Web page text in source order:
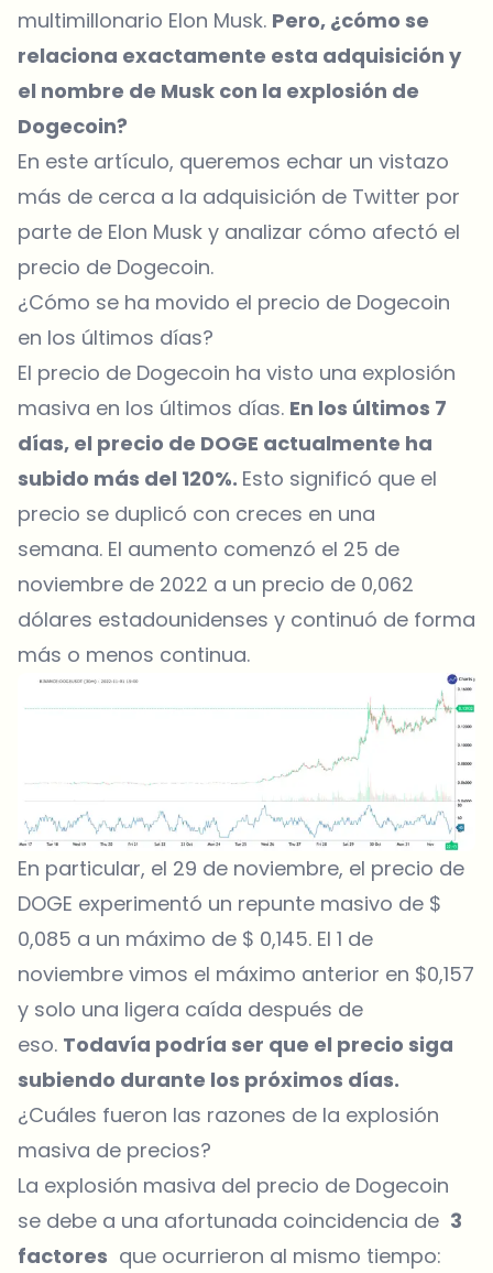
multimillonario Elon Musk. Pero, ¿cómo se
relaciona exactamente esta adquisición y
el nombre de Musk con la explosión de
Dogecoin?
En este artículo, queremos echar un vistazo
más de cerca a la adquisición de Twitter por
parte de Elon Musk y analizar cómo afectó el
precio de Dogecoin.
¿Cómo se ha movido el precio de Dogecoin
en los últimos días?
El precio de Dogecoin ha visto una explosión
masiva en los últimos días. En los últimos 7
días, el precio de DOGE actualmente ha
subido más del 120%. Esto significó que el
precio se duplicó con creces en una
semana. El aumento comenzó el 25 de
noviembre de 2022 a un precio de 0,062
dólares estadounidenses y continuó de forma
más o menos continua.
En particular, el 29 de noviembre, el precio de
DOGE experimentó un repunte masivo de $
0,085 a un máximo de $ 0,145. El 1 de
noviembre vimos el máximo anterior en $0,157
y solo una ligera caída después de
eso. Todavía podría ser que el precio siga
subiendo durante los próximos días.
¿Cuáles fueron las razones de la explosión
masiva de precios?
La explosión masiva del precio de Dogecoin
se debe a una afortunada coincidencia de 3
factores que ocurrieron al mismo tiempo: